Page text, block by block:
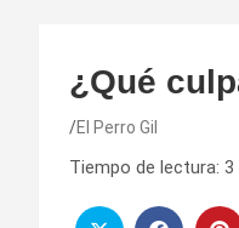
¿Qué
El Perro Gil
Tiempo de lectura: 3